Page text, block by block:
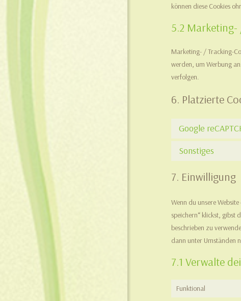
können diese Cookies
5.2 Marketing-
Marketing- / Tracking-
werden, um Werbung
verfolgen.
6. Platzierte
Google
Sonstiges
7. Einwilligung
Wenn du unsere
speichern“ klickst, gibst
beschrieben zu
dann unter Umständen
7.1 Verwalte
Funktional